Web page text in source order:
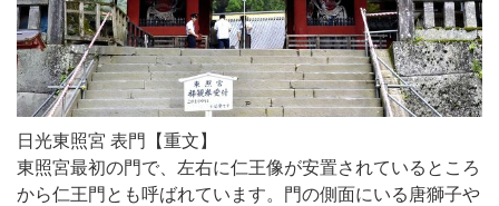
日光東照宮 表門【重文】
東照宮最初の門で、左右に仁王像が安置されているところ
から仁王門とも呼ばれています。門の側面にいる唐獅子や